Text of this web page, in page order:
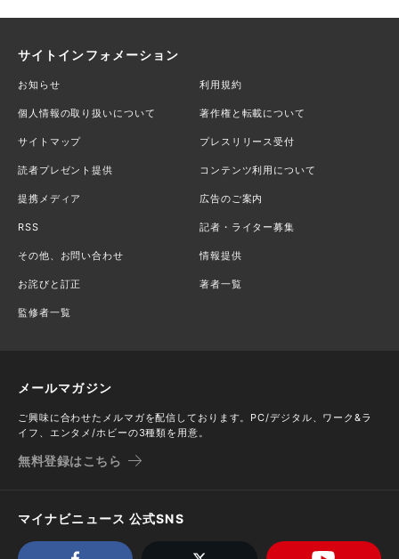
サイトインフォメーション
お知らせ 利用規約
個人情報の取り扱いについて 著作権と転載について
サイトマップ プレスリリース受付
読者プレゼント提供 コンテンツ利用について
提携メディア 広告のご案内
RSS 記者・ライター募集
その他、お問い合わせ 情報提供
お詫びと訂正 著者一覧
監修者一覧
メールマガジン
ご興味に合わせたメルマガを配信しております。PC/デジタル、ワーク&ラ
イフ、エンタメ/ホビーの3種類を用意。
無料登録はこちら
マイナビニュース 公式SNS